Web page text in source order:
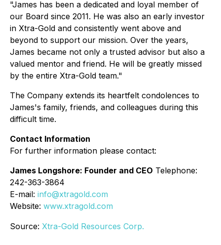
"James has been a dedicated and loyal member of
our Board since 2011. He was also an early investor
in Xtra-Gold and consistently went above and
beyond to support our mission. Over the years,
James became not only a trusted advisor but also a
valued mentor and friend. He will be greatly missed
by the entire Xtra-Gold team."
The Company extends its heartfelt condolences to
James's family, friends, and colleagues during this
difficult time.
Contact Information
For further information please contact:
James Longshore: Founder and CEO Telephone:
242-363-3864
E-mail: info@xtragold.com
Website: www.xtragold.com
Source: Xtra-Gold Resources Corp.